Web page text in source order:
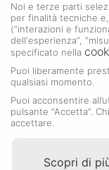
Orologi Rolex
Noi e terze parti
per finalità tecniche
(“interazioni e
dell'esperienza”,
specificato nella
Puoi liberamente
qualsiasi momento.
Puoi acconsentire
pulsante “Accetta”.
accettare.
Scopri di